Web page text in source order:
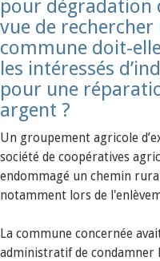
pour dégradation
vue de
commune doit-
les intéressés
pour une
argent ?
Un groupement agricole
société de coopératives
endommagé un chemin
notamment lors de
La commune concernée
administratif de condamner